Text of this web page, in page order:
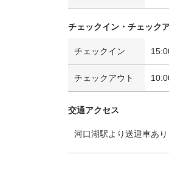
チェックイン・チェック
チェックイン
チェックアウト
交通アクセス
河口湖駅より送迎車あ